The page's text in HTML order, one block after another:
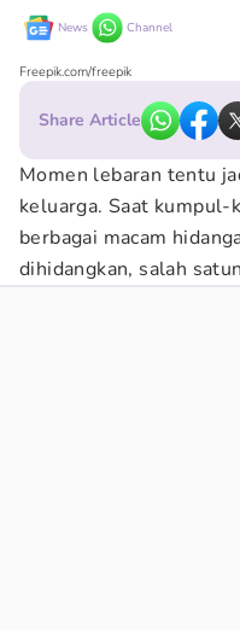
News Channel
Freepik.com/freepik
Share Article
Momen lebaran tentu
keluarga. Saat kumpul-
berbagai macam
dihidangkan, salah